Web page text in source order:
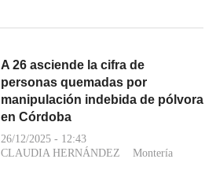
A 26 asciende la cifra de
personas quemadas por
manipulación indebida de pólvora
en Córdoba
26/12/2025 - 12:43
CLAUDIA HERNÁNDEZ
Montería